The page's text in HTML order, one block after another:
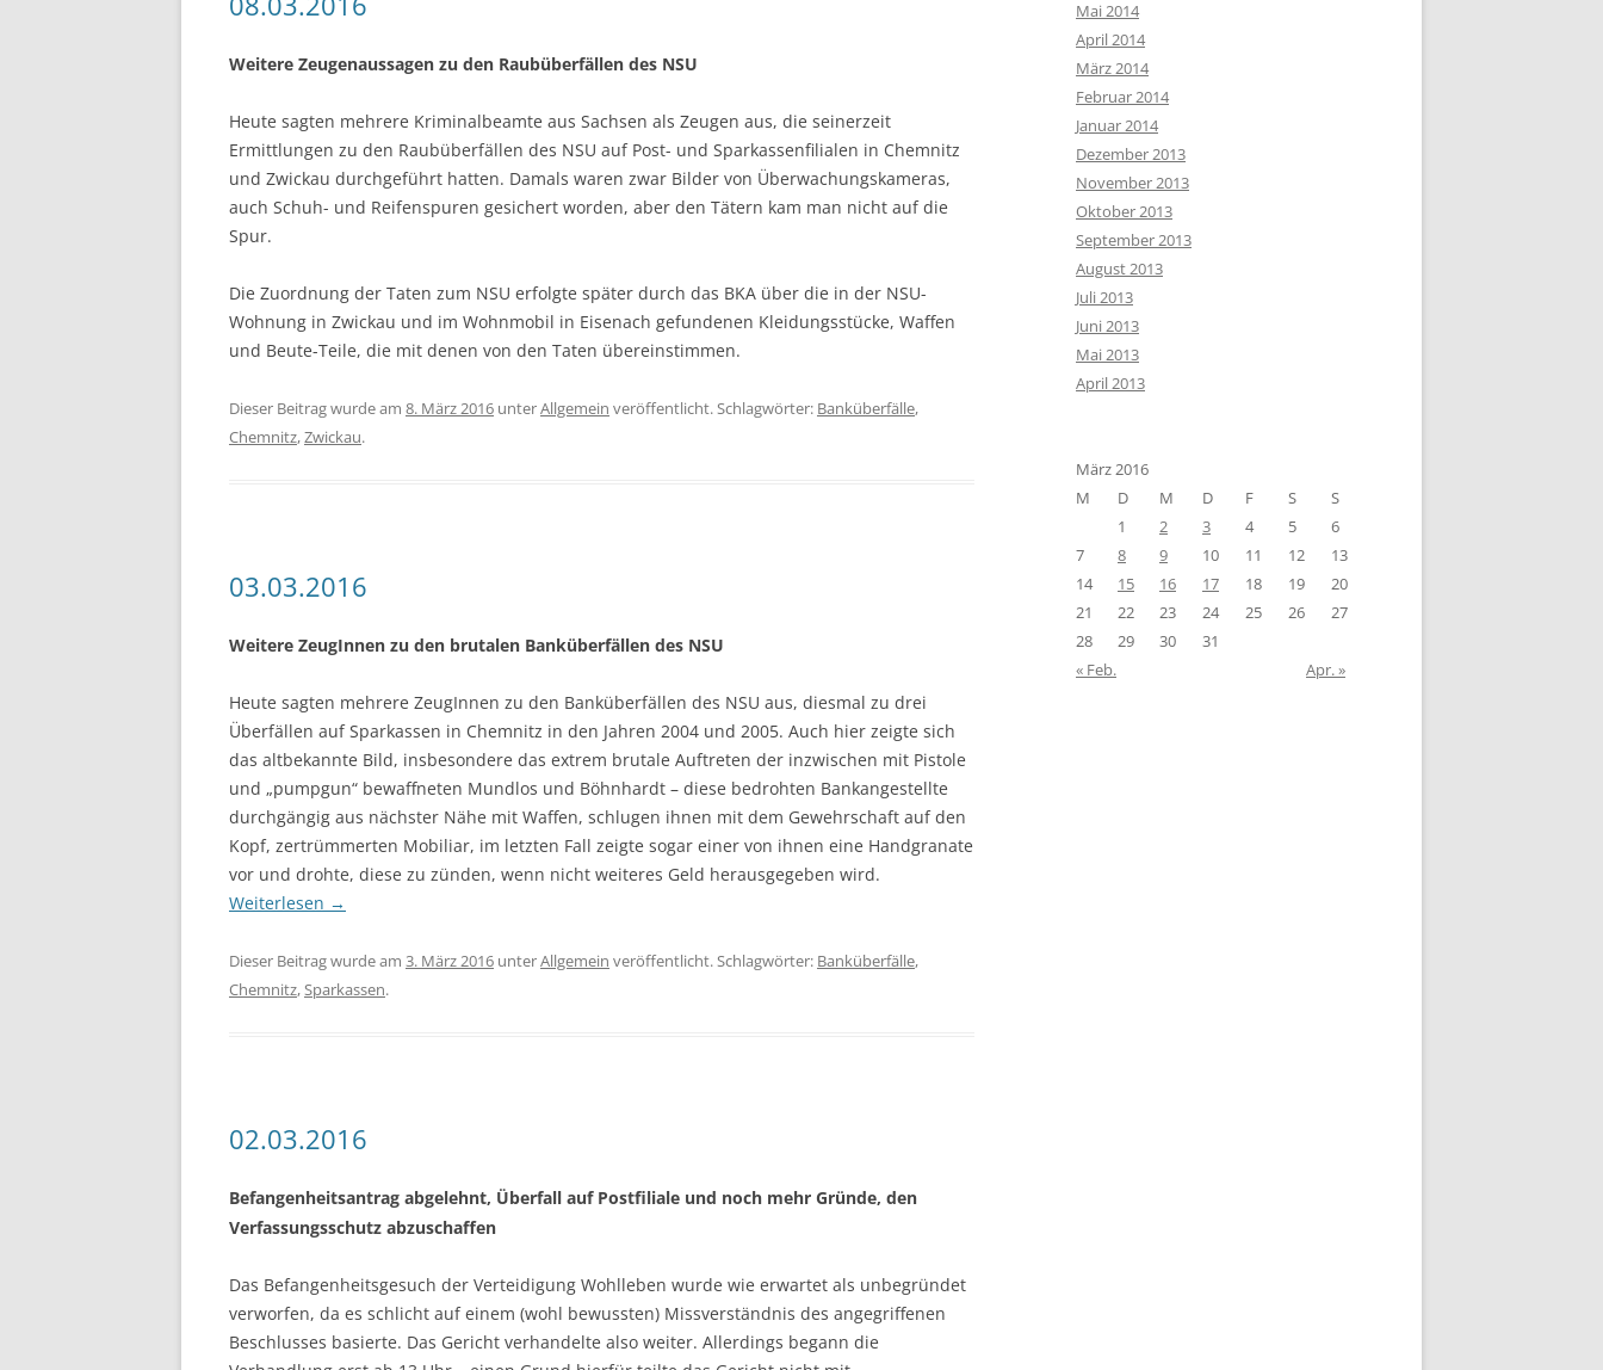
Weitere Zeugenaussagen zu den Raubüberfällen des NSU
Heute sagten mehrere Kriminalbeamte aus Sachsen als Zeugen aus, die seinerzeit
Ermittlungen zu den Raubüberfällen des NSU auf Post- und Sparkassenfilialen in Chemnitz
und Zwickau durchgeführt hatten. Damals waren zwar Bilder von Überwachungskameras,
auch Schuh- und Reifenspuren gesichert worden, aber den Tätern kam man nicht auf die
Spur.
Die Zuordnung der Taten zum NSU erfolgte später durch das BKA über die in der NSU-
Wohnung in Zwickau und im Wohnmobil in Eisenach gefundenen Kleidungsstücke, Waffen
und Beute-Teile, die mit denen von den Taten übereinstimmen.
Dieser Beitrag wurde am 8. März 2016 unterAllgemein veröffentlicht. Schlagwörter: Banküberfälle,
Chemnitz,Zwickau.
03.03.2016
Weitere ZeugInnen zu den brutalen Banküberfällen des NSU
Heute sagten mehrere ZeugInnen zu den Banküberfällen des NSU aus, diesmal zu drei
Überfällen auf Sparkassen in Chemnitz in den Jahren 2004 und 2005. Auch hier zeigte sich
das altbekannte Bild, insbesondere das extrem brutale Auftreten der inzwischen mit Pistole
und „pumpgun“ bewaffneten Mundlos und Böhnhardt – diese bedrohten Bankangestellte
durchgängig aus nächster Nähe mit Waffen, schlugen ihnen mit dem Gewehrschaft auf den
Kopf, zertrümmerten Mobiliar, im letzten Fall zeigte sogar einer von ihnen eine Handgranate
vor und drohte, diese zu zünden, wenn nicht weiteres Geld herausgegeben wird.
Weiterlesen →
Dieser Beitrag wurde am 3. März 2016 unterAllgemein veröffentlicht. Schlagwörter: Banküberfälle,
Chemnitz,Sparkassen.
02.03.2016
Befangenheitsantrag abgelehnt, Überfall auf Postfiliale und noch mehr Gründe, den
Verfassungsschutz abzuschaffen
Das Befangenheitsgesuch der Verteidigung Wohlleben wurde wie erwartet als unbegründet
verworfen, da es schlicht auf einem (wohl bewussten) Missverständnis des angegriffenen
Beschlusses basierte. Das Gericht verhandelte also weiter. Allerdings begann die
Mai 2014
April 2014
März 2014
Februar 2014
Januar 2014
Dezember 2013
November 2013
Oktober 2013
September 2013
August 2013
Juli 2013
Juni 2013
Mai 2013
April 2013
März 2016
M
D M D F S
S
1
2 3 4 5
6
7
8 9 10 11 12
13
14
15 16 17 18 19
20
21
22 23 24 25 26
27
28
29 30
31
« Feb.
Apr. »